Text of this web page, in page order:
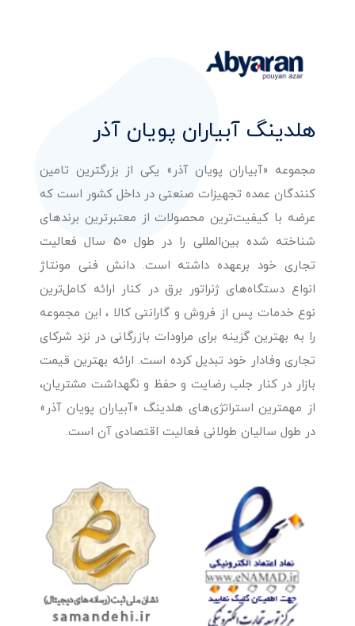
هلدینگ آبیاران پویان آذر
مجموعه «آبیاران پویان آذر» یکی از بزرگترین تامین
کنندگان عمده تجهیزات صنعتی در داخل کشور است که
عرضه با کیفیت‌ترین محصولات از معتبرترین برندهای
شناخته شده بین‌المللی را در طول 50 سال فعالیت
تجاری خود برعهده داشته است. دانش فنی مونتاژ
انواع دستگاه‌های ژنراتور برق در کنار ارائه کامل‌ترین
نوع خدمات پس از فروش و گارانتی کالا ، این مجموعه
را به بهترین گزینه برای مراودات بازرگانی در نزد شرکای
تجاری وفادار خود تبدیل کرده است. ارائه بهترین قیمت
بازار در کنار جلب رضایت و حفظ و نگهداشت مشتریان،
از مهمترین استراتژی‌های هلدینگ «آبیاران پویان آذر»
در طول سالیان طولانی فعالیت اقتصادی آن است.